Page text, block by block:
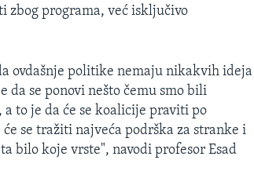
zbog programa, već isključivo
ovdašnje politike nemaju nikakvih ideja
se ponovi nešto čemu smo bili
to je da će se koalicije praviti po
se tražiti najveća podrška za stranke i
bilo koje vrste", navodi profesor Esad